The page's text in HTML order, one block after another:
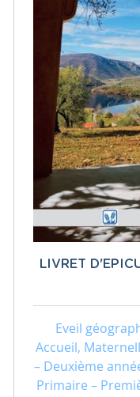
LIVRET
Eveil
Accueil,
– Deuxième
Primaire –